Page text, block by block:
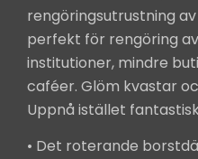
rengöringsutrustning
perfekt för rengöring
institutioner, mindre
caféer. Glöm kvastar
Uppnå istället
• Det roterande